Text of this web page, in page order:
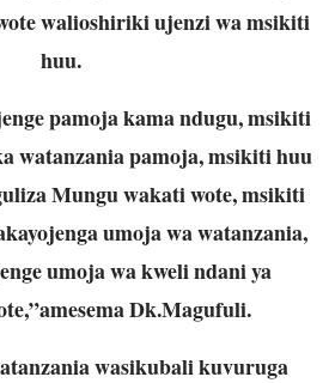
walioshiriki ujenzi wa msikiti
huu.
pamoja kama ndugu, msikiti
watanzania pamoja, msikiti huu
Mungu wakati wote, msikiti
umoja wa watanzania,
umoja wa kweli ndani ya
Dk.Magufuli.
wasikubali kuvuruga